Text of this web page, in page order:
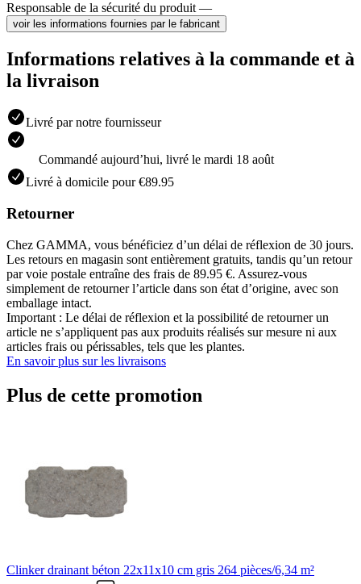
Responsable de la sécurité du produit —
voir les informations fournies par le fabricant
Informations relatives à la commande et à
la livraison
Livré par notre fournisseur
Commandé aujourdʼhui, livré le mardi 18 août
Livré à domicile pour €89.95
Retourner
Chez GAMMA, vous bénéficiez d’un délai de réflexion de 30 jours.
Les retours en magasin sont entièrement gratuits, tandis qu’un retour
par voie postale entraîne des frais de 89.95 €. Assurez‑vous
simplement de retourner l’article dans son état d’origine, avec son
emballage intact.
Important : Le délai de réflexion et la possibilité de retourner un
article ne s’appliquent pas aux produits réalisés sur mesure ni aux
articles frais ou périssables, tels que les plantes.
En savoir plus sur les livraisons
Plus de cette promotion
Clinker drainant béton 22x11x10 cm gris 264 pièces/6,34 m²